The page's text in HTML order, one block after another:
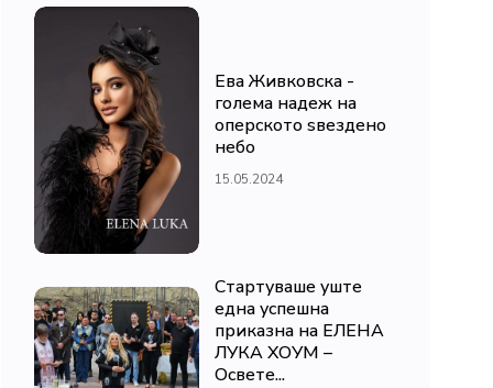
Ева Живковска -
голема надеж на
оперското ѕвездено
небо
15.05.2024
Стартуваше уште
една успешна
приказна на ЕЛЕНА
ЛУКА ХОУМ –
Освете...